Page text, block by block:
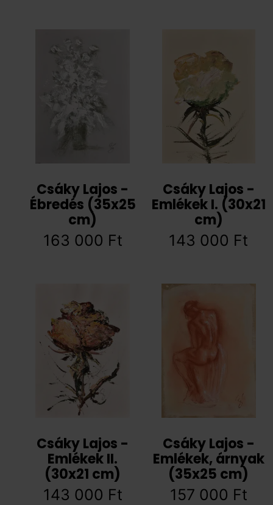
Csáky Lajos -
Ébredés (35x25
cm)
163 000 Ft
Csáky Lajos -
Emlékek I. (30x21
cm)
143 000 Ft
Csáky Lajos -
Emlékek II.
(30x21 cm)
143 000 Ft
Csáky Lajos -
Emlékek, árnyak
(35x25 cm)
157 000 Ft